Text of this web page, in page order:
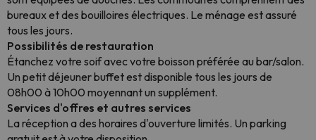
bureaux et des bouilloires électriques. Le ménage est assuré
tous les jours.
Possibilités de restauration
Étanchez votre soif avec votre boisson préférée au bar/salon.
Un petit déjeuner buffet est disponible tous les jours de
08h00 à 10h00 moyennant un supplément.
Services d'offres et autres services
La réception a des horaires d'ouverture limités. Un parking